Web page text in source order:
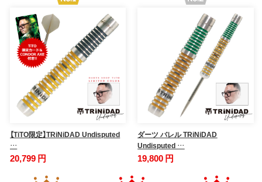
【TiTO限定】TRiNiDAD Undisputed
…
20,799 円
ダーツ バレル TRiNiDAD
Undisputed …
19,800 円